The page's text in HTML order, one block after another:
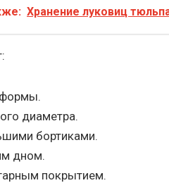
Хранение луковиц
формы.
диаметра.
бортиками.
дном.
покрытием.